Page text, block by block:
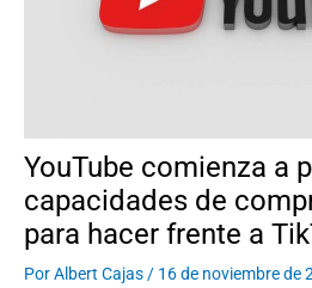
YouTube comienza a
capacidades de
para hacer frente a
PorAlbert Cajas/ 16 de noviembre de